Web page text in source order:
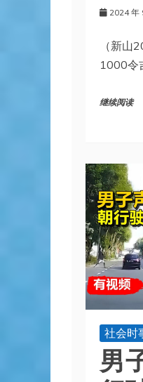
2024 年
（新山
1000令
继续阅读
社会时
男